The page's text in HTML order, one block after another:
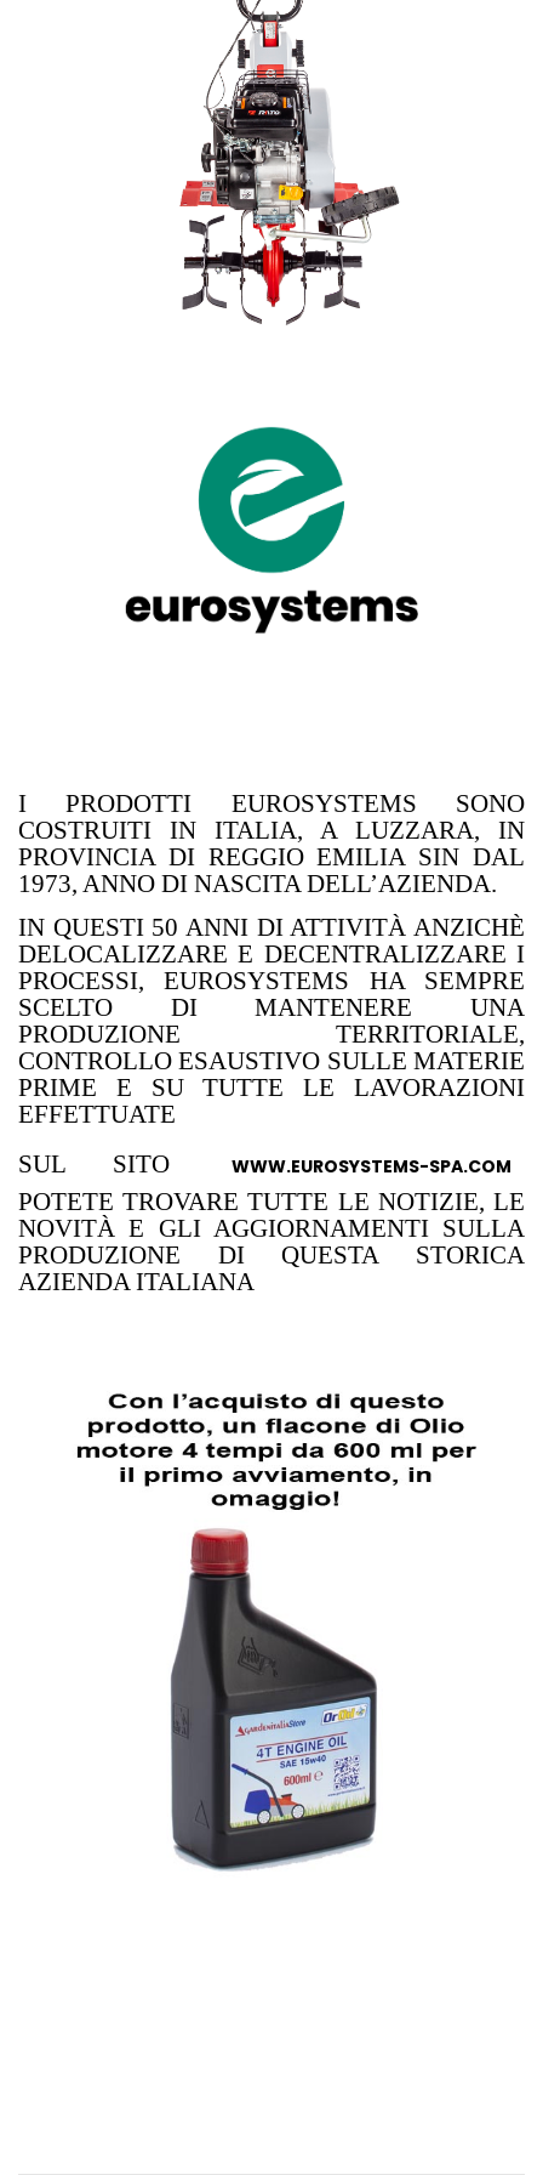
I PRODOTTI EUROSYSTEMS SONO
COSTRUITI IN ITALIA, A LUZZARA, IN
PROVINCIA DI REGGIO EMILIA SIN DAL
1973, ANNO DI NASCITA DELL’AZIENDA.
IN QUESTI 50 ANNI DI ATTIVITÀ ANZICHÈ
DELOCALIZZARE E DECENTRALIZZARE I
PROCESSI, EUROSYSTEMS HA SEMPRE
SCELTO DI MANTENERE UNA
PRODUZIONE TERRITORIALE,
CONTROLLO ESAUSTIVO SULLE MATERIE
PRIME E SU TUTTE LE LAVORAZIONI
EFFETTUATE
SUL SITO
WWW.EUROSYSTEMS-SPA.COM
POTETE TROVARE TUTTE LE NOTIZIE, LE
NOVITÀ E GLI AGGIORNAMENTI SULLA
PRODUZIONE DI QUESTA STORICA
AZIENDA ITALIANA